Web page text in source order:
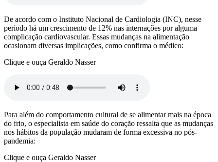
De acordo com o Instituto Nacional de Cardiologia (INC), nesse
período há um crescimento de 12% nas internações por alguma
complicação cardiovascular. Essas mudanças na alimentação
ocasionam diversas implicações, como confirma o médico:
Clique e ouça Geraldo Nasser
Para além do comportamento cultural de se alimentar mais na época
do frio, o especialista em saúde do coração ressalta que as mudanças
nos hábitos da população mudaram de forma excessiva no pós-
pandemia:
Clique e ouça Geraldo Nasser